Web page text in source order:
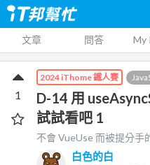
文章 問答 My
2024 iThome 鐵人賽
D-14 用
試試看吧 1
不會 VueUse 而被提分手
白色的白
1